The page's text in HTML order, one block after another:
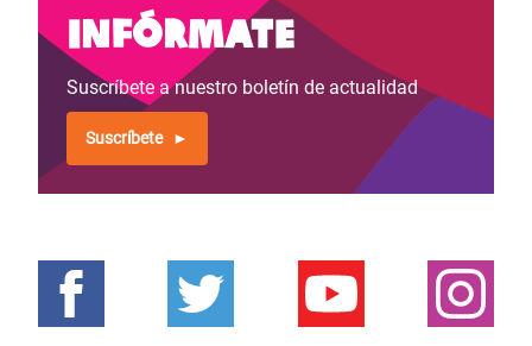
Infórmate
Suscríbete a nuestro boletín de actualidad
Suscríbete